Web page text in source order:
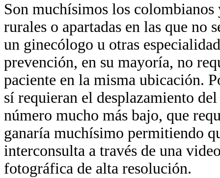
Son muchísimos los
rurales o apartadas en las que no
un ginecólogo u otras
prevención, en su mayoría, no
paciente en la misma ubicación.
sí requieran el desplazamiento
número mucho más bajo, que
ganaría muchísimo permitiendo
interconsulta a través de una
fotográfica de alta resolución.